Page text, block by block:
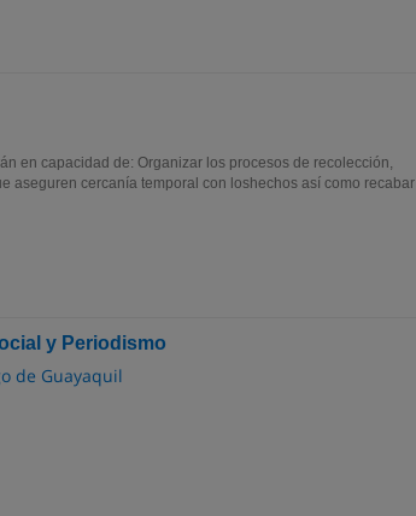
en capacidad de: Organizar los procesos de recolección,
aseguren cercanía temporal con loshechos así como recabar
y Periodismo
de Guayaquil